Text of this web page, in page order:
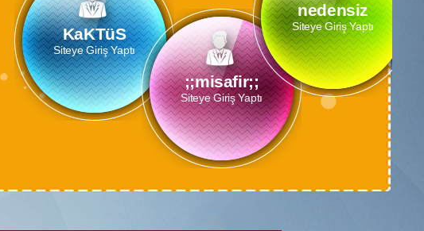
- üs † ü kaLsın
Siteye Giriş Yaptı
msssfr
Siteye Giriş Yaptı
msfr
Siteye Giriş Yaptı